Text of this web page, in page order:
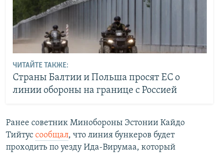
ЧИТАЙТЕ ТАКЖЕ:
Страны Балтии и Польша просят ЕС о
линии обороны на границе с Россией
Ранее советник Минобороны Эстонии Кайдо
Тийтус сообщал, что линия бункеров будет
проходить по уезду Ида-Вирумаа, который